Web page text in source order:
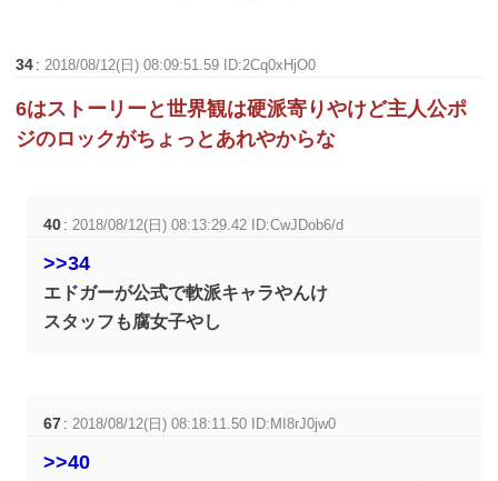
34 :2018/08/12(日) 08:09:51.59 ID:2Cq0xHjO0
6はストーリーと世界観は硬派寄りやけど主人公ポ
ジのロックがちょっとあれやからな
40 :2018/08/12(日) 08:13:29.42 ID:CwJDob6/d
>>34
エドガーが公式で軟派キャラやんけ
スタッフも腐女子やし
67 :2018/08/12(日) 08:18:11.50 ID:MI8rJ0jw0
>>40